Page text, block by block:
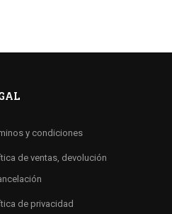
y condiciones
de ventas, devolución
de privacidad